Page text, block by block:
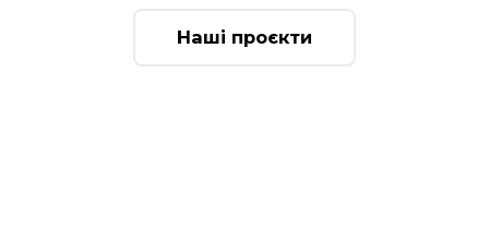
Наші проєкти